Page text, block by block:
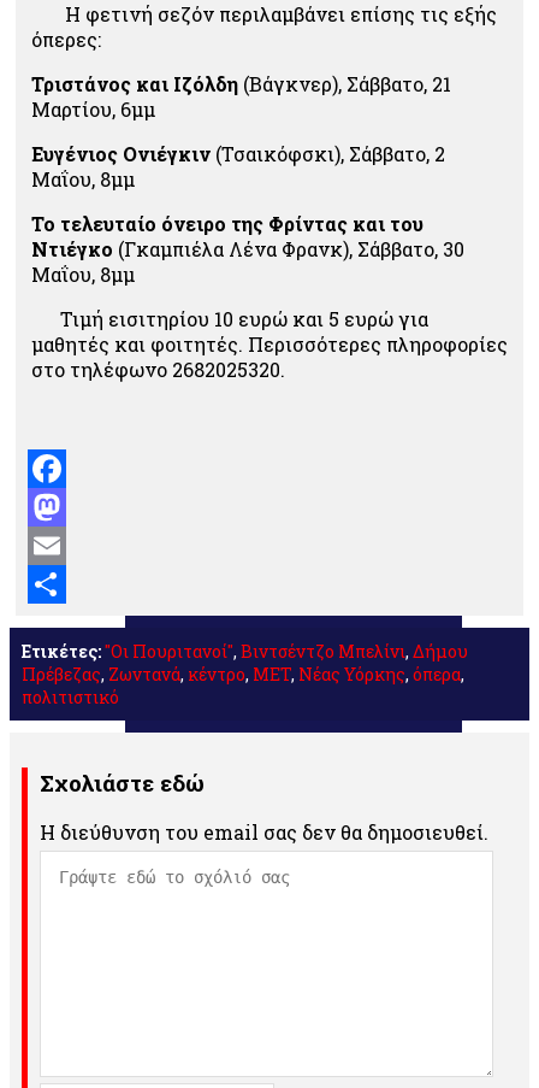
Η φετινή σεζόν περιλαμβάνει επίσης τις εξής
όπερες:
Τριστάνος και Ιζόλδη (Βάγκνερ), Σάββατο, 21
Μαρτίου, 6μμ
Ευγένιος Ονιέγκιν (Τσαικόφσκι), Σάββατο, 2
Μαΐου, 8μμ
Το τελευταίο όνειρο της Φρίντας και του
Ντιέγκο (Γκαμπιέλα Λένα Φρανκ), Σάββατο, 30
Μαΐου, 8μμ
Τιμή εισιτηρίου 10 ευρώ και 5 ευρώ για
μαθητές και φοιτητές. Περισσότερες πληροφορίες
στο τηλέφωνο 2682025320.
Facebook
Mastodon
Email
Μοιραστείτε
Ετικέτες:"Οι Πουριτανοί", Βιντσέντζο Μπελίνι, Δήμου
Πρέβεζας, Ζωντανά, κέντρο, ΜET, Νέας Υόρκης, όπερα,
πολιτιστικό
Σχολιάστε εδώ
Η διεύθυνση του email σας δεν θα δημοσιευθεί.